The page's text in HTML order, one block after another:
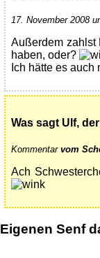
17. November 2008
Außerdem
haben, oder?
Ich hätte es auch
Was sagt Ulf,
Kommentar vom
Ach
Eigenen Senf